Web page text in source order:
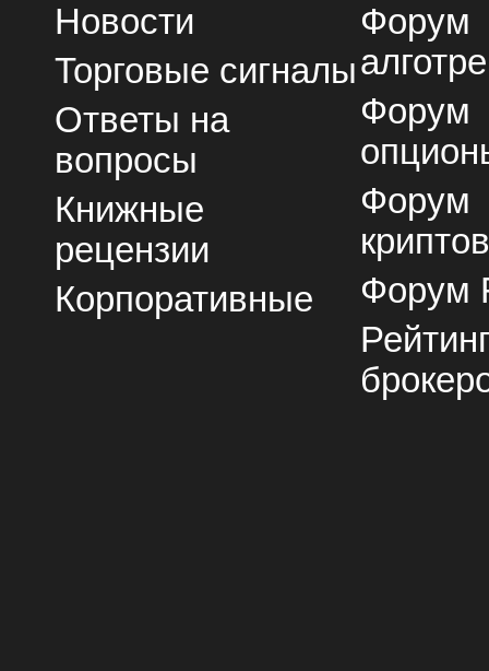
Новости
Торговые сигналы
Ответы на
вопросы
Книжные
рецензии
Корпоративные
Форум
Форум
Форум
Форум